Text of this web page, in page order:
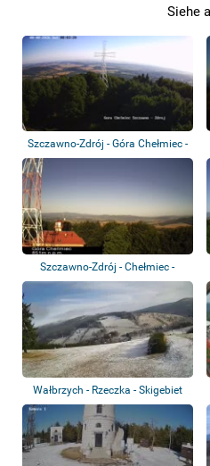
Siehe
Szczawno-Zdrój - Góra Chełmiec -
Szczawn...
Szczawno-Zdrój - Chełmiec -
Sněžka
Wałbrzych - Rzeczka - Skigebiet